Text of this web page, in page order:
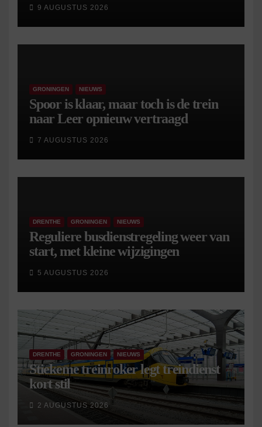
9 AUGUSTUS 2026
GRONINGEN NIEUWS
Spoor is klaar, maar toch is de trein
naar Leer opnieuw vertraagd
7 AUGUSTUS 2026
DRENTHE GRONINGEN NIEUWS
Reguliere busdienstregeling weer van
start, met kleine wijzigingen
5 AUGUSTUS 2026
DRENTHE GRONINGEN NIEUWS
Stiekeme treinroker legt treindienst
kort stil
2 AUGUSTUS 2026